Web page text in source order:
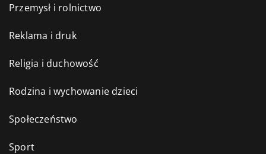
Przemysł i rolnictwo
Reklama i druk
Religia i duchowość
Rodzina i wychowanie dzieci
Społeczeństwo
Sport